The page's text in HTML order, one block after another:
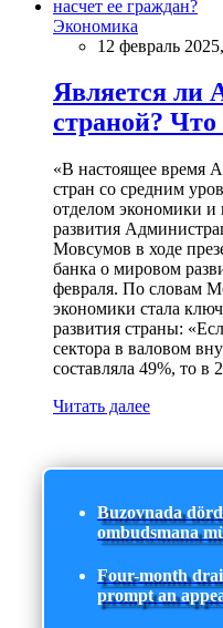
Экономика
12 февраль
Является ли
страной? Что
«В настоящее время
стран со средним
отделом экономики
развития
Мовсумов в ходе
банка о мировом
февраля. По словам
экономики стала
развития страны:
сектора в валовом
составляла 49%, то в
Читать далее
Buzovnada
ombudsmana
Four-month
prompt an